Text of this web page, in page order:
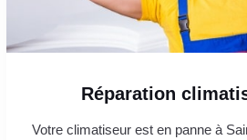
Réparation
Votre climatiseur est en panne à